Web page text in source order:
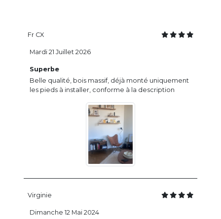
Fr CX
Superbe
Belle qualité, bois massif, déjà monté uniquement
les pieds à installer, conforme à la description
Mardi 21 Juillet 2026
Virginie
Dimanche 12 Mai 2024